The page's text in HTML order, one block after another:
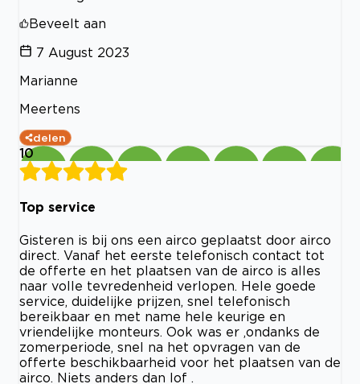
Beveelt aan
7 August 2023
Marianne
Meertens
delen
10
Top service
Gisteren is bij ons een airco geplaatst door airco
direct. Vanaf het eerste telefonisch contact tot
de offerte en het plaatsen van de airco is alles
naar volle tevredenheid verlopen. Hele goede
service, duidelijke prijzen, snel telefonisch
bereikbaar en met name hele keurige en
vriendelijke monteurs. Ook was er ,ondanks de
zomerperiode, snel na het opvragen van de
offerte beschikbaarheid voor het plaatsen van de
airco. Niets anders dan lof .